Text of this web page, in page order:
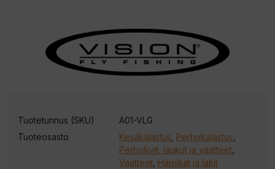
Tuotetunnus (SKU)
A01-VLG
Tuoteosasto
Kesäkalastus, Perhokalastus,
Perholiivit, laukut ja vaatteet,
Vaatteet, Hanskat ja lakit